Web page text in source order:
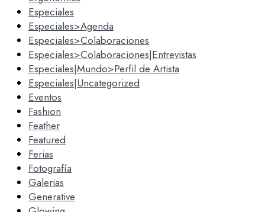
Especiales
Especiales>Agenda
Especiales>Colaboraciones
Especiales>Colaboraciones|Entrevistas
Especiales|Mundo>Perfil de Artista
Especiales|Uncategorized
Eventos
Fashion
Feather
Featured
Ferias
Fotografía
Galerias
Generative